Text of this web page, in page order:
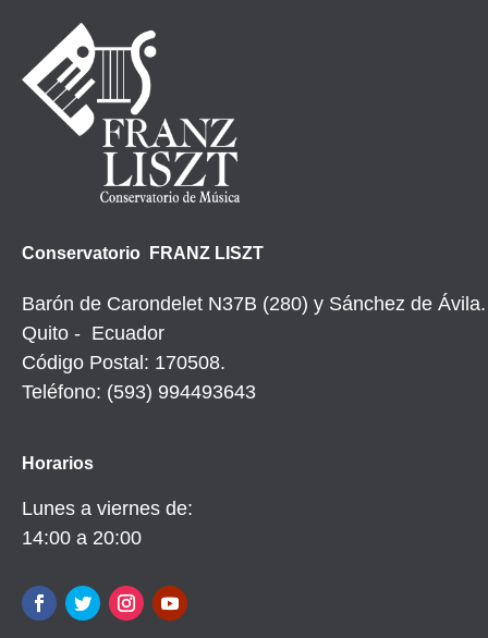
Conservatorio FRANZ LISZT
Barón de Carondelet N37B (280) y Sánchez de Ávila.
Quito - Ecuador
Código Postal: 170508.
Teléfono: (593) 994493643
Horarios
Lunes a viernes de:
14:00 a 20:00